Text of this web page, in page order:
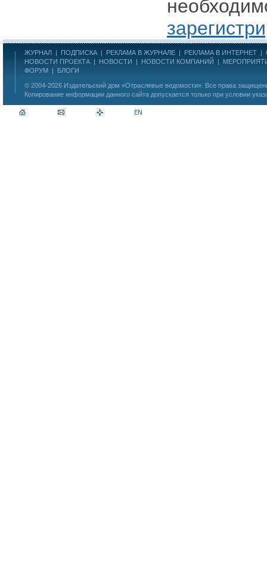
ЖУРНАЛ | ПОДПИСКА | РЕКЛАМА В ЖУРНАЛЕ | РЕКЛАМА В ИНТЕРНЕТ |
НОВОСТИ ПРОЕКТА | НОВОСТИ | НОВОСТИ КОМПАНИЙ |
ФОРУМ | БЛОГИ
© 2004-2026 Издательский дом «Отраслевые ведомости» . Все права
Копирование информации данного сайта допускается только при условии